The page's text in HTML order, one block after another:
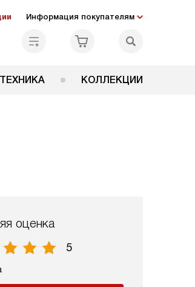
Информация покупателям
КОЛЛЕКЦИИ
оценка
5